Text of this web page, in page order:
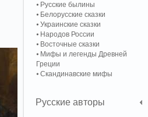
Русские былины
Белорусские сказки
Украинские сказки
Народов России
Восточные сказки
Мифы и легенды Древней
Греции
Скандинавские мифы
Русские авторы